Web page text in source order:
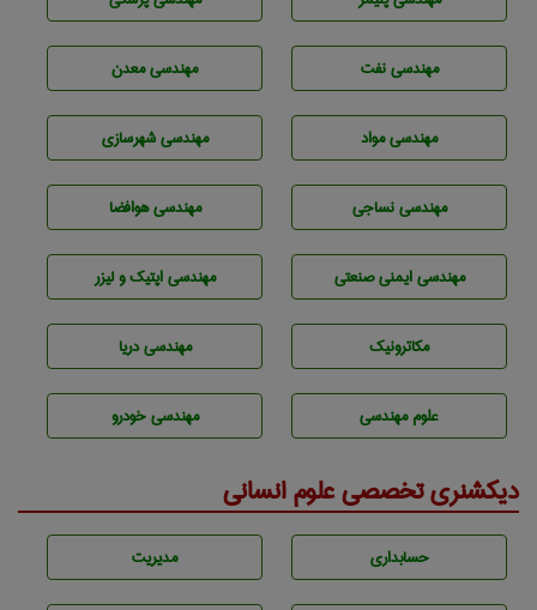
مهندسی نفت مهندسی معدن
مهندسی مواد مهندسی شهرسازی
مهندسي نساجی مهندسی هوافضا
مهندسی ایمنی صنعتی مهندسی اپتیک و لیزر
مکاترونیک مهندسی دریا
علوم مهندسی مهندسی خودرو
دیکشنری تخصصی علوم انسانی
حسابداری مديريت